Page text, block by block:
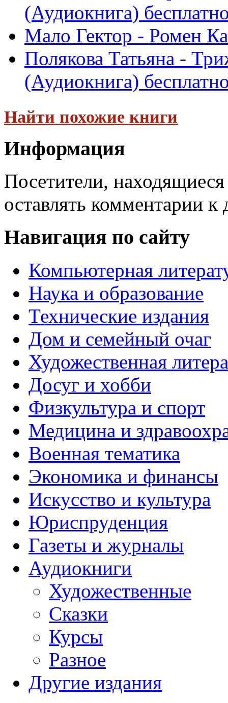
(Аудиокнига)
Мало Гектор - Ромен
Полякова Татьяна -
(Аудиокнига)
Найти похожие книги
Информация
Посетители,
оставлять комментарии к
Навигация по сайту
Компьютерная
Наука и образование
Технические издания
Дом и семейный очаг
Художественная
Досуг и хобби
Физкультура и спорт
Медицина и
Военная тематика
Экономика и финансы
Искусство и культура
Юриспруденция
Газеты и журналы
Аудиокниги
Художественные
Сказки
Курсы
Разное
Другие издания